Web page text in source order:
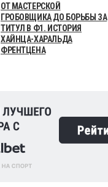
ОТ МАСТЕРСКОЙ
ГРОБОВЩИКА ДО БОРЬБЫ ЗА
ТИТУЛ В Ф1. ИСТОРИЯ
ХАЙНЦА-ХАРАЛЬДА
ФРЕНТЦЕНА